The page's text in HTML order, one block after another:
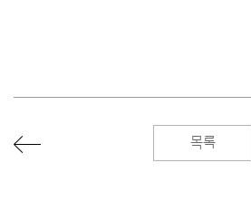
목록